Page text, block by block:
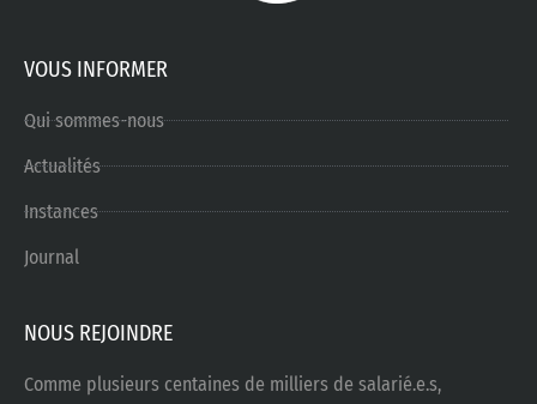
VOUS INFORMER
Qui sommes-nous
Actualités
Instances
Journal
NOUS REJOINDRE
Comme plusieurs centaines de milliers de salarié.e.s,